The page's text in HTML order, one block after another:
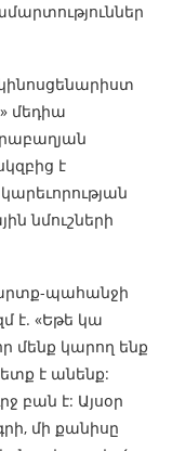
կինոսցենարիստ
մեդիա
է
նմուշների
պահանջի
է. «Եթե կա
մենք կարող ենք
է անենք:
բան է: Այսօր
մի քանիսը